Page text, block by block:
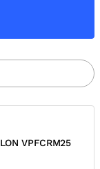
VPFCRM25